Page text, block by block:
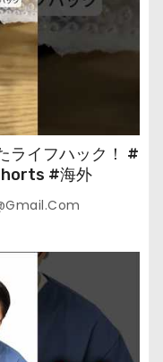
ライフハック！ #
#海外